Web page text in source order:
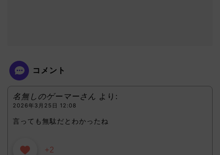
コメント
名無しのゲーマーさん より:
2026年3月25日 12:08
言っても無駄だとわかったね
+2